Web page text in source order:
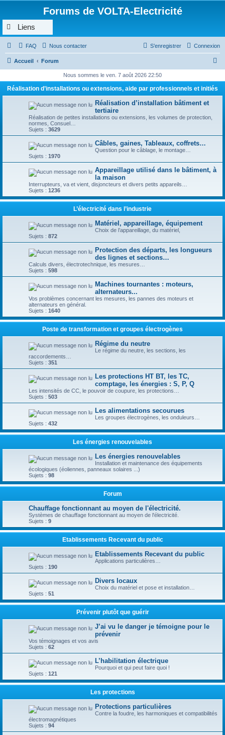
Forums de VOLTA-Electricité
Liens
FAQ Nous contacter Connexion
S’enregistrer
Accueil Forum
h
Nous sommes le ven. 7 août 2026 22:50
Réalisation d’installations ou extensions, aide par professionnels et initiés
Réalisation d’installation bâtiment et
tertiaire
Réalisation de petites installations ou extensions, les volumes de protection,
normes, Consuel…
Sujets : 3629
Câbles, gaines, Tableaux, coffrets…
Question pour le câblage, le montage…
Sujets : 1970
Appareillage utilisé dans le bâtiment, à
la maison
Interrupteurs, va et vient, disjoncteurs et divers petits appareils…
Sujets : 1236
L’électricité dans l’industrie
Matériel, appareillage, équipement
Choix de l’appareillage, du matériel,
Sujets : 872
Protection des départs, les longueurs
des lignes et sections…
Calculs divers, électrotechnique, les mesures…
Sujets : 598
Machines tournantes : moteurs,
alternateurs...
Vos problèmes concernant les mesures, les pannes des moteurs et
alternateurs en général.
Sujets : 1640
Poste de transformation et groupes électrogènes
Régime du neutre
Le régime du neutre, les sections, les
raccordements…
Sujets : 351
Les protections HT BT, les TC,
comptage, les énergies : S, P, Q
Les intensités de CC, le pouvoir de coupure, les protections…
Sujets : 503
Les alimentations secourues
Les groupes électrogènes, les onduleurs…
Sujets : 432
Les énergies renouvelables
Les énergies renouvelables
Installation et maintenance des équipements
écologiques (éoliennes, panneaux solaires ...)
Sujets : 98
Forum
Chauffage fonctionnant au moyen de l'électricité.
Systèmes de chauffage fonctionnant au moyen de l'électricité.
Sujets : 9
Etablissements Recevant du public
Etablissements Recevant du public
Applications particulières…
Sujets : 190
Divers locaux
Choix du matériel et pose et installation…
Sujets : 51
Prévenir plutôt que guérir
J’ai vu le danger je témoigne pour le
prévenir
Vos témoignages et vos avis
Sujets : 62
L’habilitation électrique
Pourquoi et qui peut faire quoi !
Sujets : 121
Les protections
Protections particulières
Contre la foudre, les harmoniques et compatibilités
électromagnétiques
Sujets : 94